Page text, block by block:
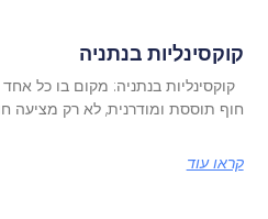
קוקסינליות בנתניה
קוקסינליות בנתניה: מקום בו כל
חוף תוססת ומודרנית, לא רק מציעה
קראו עוד